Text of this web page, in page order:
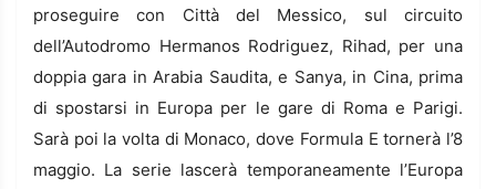
proseguire con Città del Messico, sul circuito
dell’Autodromo Hermanos Rodriguez, Rihad, per una
doppia gara in Arabia Saudita, e Sanya, in Cina, prima
di spostarsi in Europa per le gare di Roma e Parigi.
Sarà poi la volta di Monaco, dove Formula E tornerà l’8
maggio. La serie lascerà temporaneamente l’Europa